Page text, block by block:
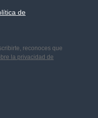
de
reconoces que
la privacidad de